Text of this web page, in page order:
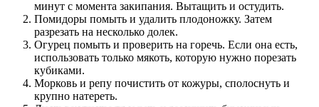
минут с момента закипания. Вытащить и остудить.
Помидоры помыть и удалить плодоножку. Затем
разрезать на несколько долек.
Огурец помыть и проверить на горечь. Если она есть,
использовать только мякоть, которую нужно порезать
кубиками.
Морковь и репу почистить от кожуры, сполоснуть и
крупно натереть.